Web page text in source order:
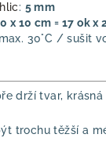
: 5 mm
x 10 cm = 17 ok x
30°C / sušit
drží tvar, krásná
trochu těžší a